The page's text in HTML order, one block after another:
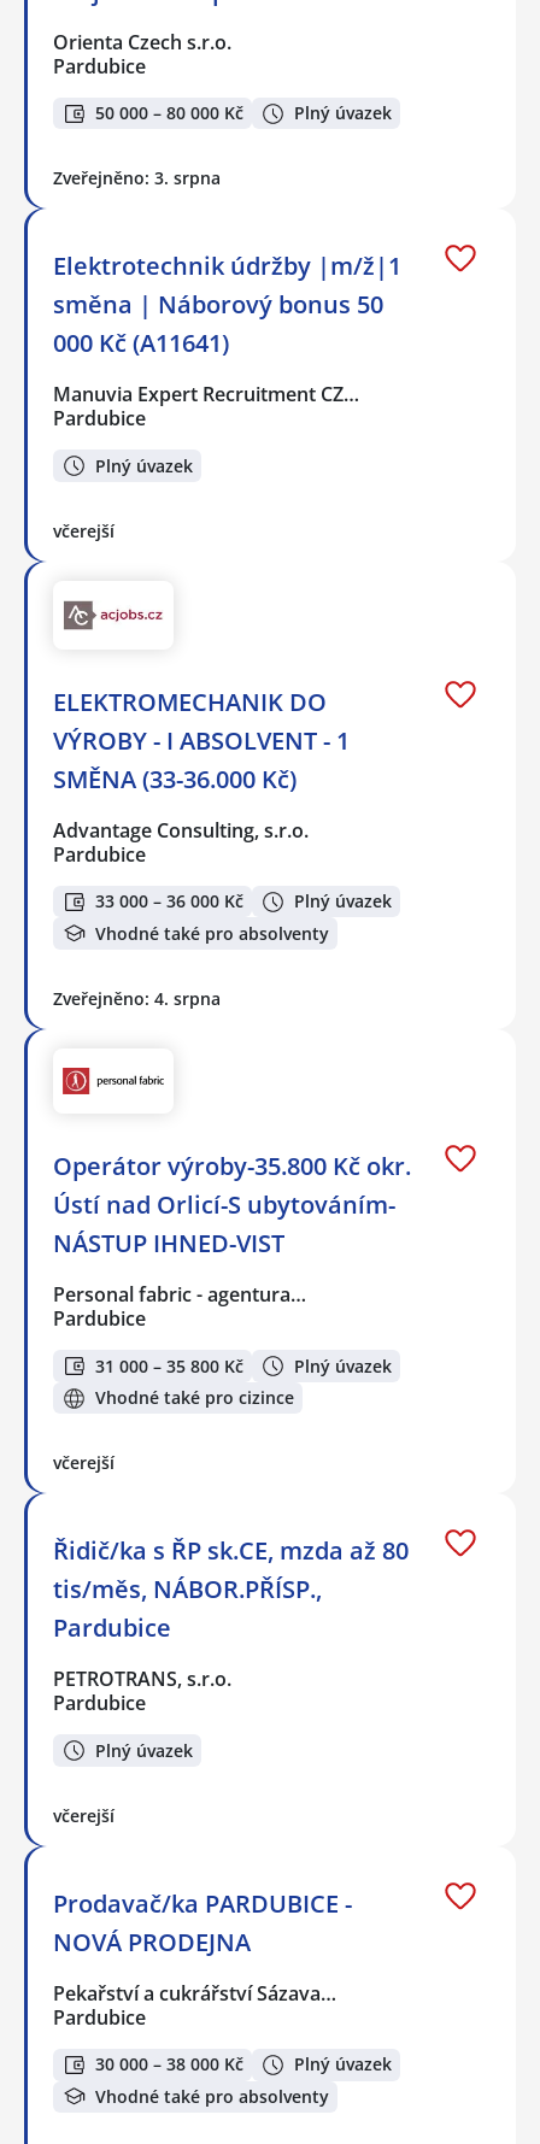
Orienta Czech s.r.o.
Pardubice
50 000 – 80 000 Kč Plný úvazek
Zveřejněno: 3. srpna
Elektrotechnik údržby |m/ž|1
směna | Náborový bonus 50
000 Kč (A11641)
Manuvia Expert Recruitment CZ…
Pardubice
Plný úvazek
včerejší
ELEKTROMECHANIK DO
VÝROBY - I ABSOLVENT - 1
SMĚNA (33-36.000 Kč)
Advantage Consulting, s.r.o.
Pardubice
33 000 – 36 000 Kč
Plný úvazek
Vhodné také pro absolventy
Zveřejněno: 4. srpna
Operátor výroby-35.800 Kč okr.
Ústí nad Orlicí-S ubytováním-
NÁSTUP IHNED-VIST
Personal fabric - agentura…
Pardubice
31 000 – 35 800 Kč
Plný úvazek
Vhodné také pro cizince
včerejší
Řidič/ka s ŘP sk.CE, mzda až 80
tis/měs, NÁBOR.PŘÍSP.,
Pardubice
PETROTRANS, s.r.o.
Pardubice
Plný úvazek
včerejší
Prodavač/ka PARDUBICE -
NOVÁ PRODEJNA
Pekařství a cukrářství Sázava…
Pardubice
30 000 – 38 000 Kč
Plný úvazek
Vhodné také pro absolventy